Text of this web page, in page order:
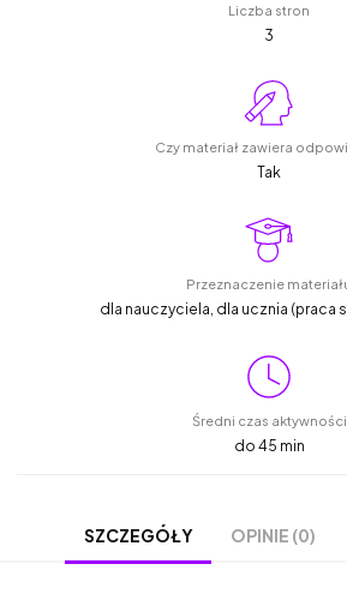
Liczba stron
3
Czy materiał zawiera
Tak
Przeznaczenie
dla nauczyciela, dla ucznia (praca
Średni czas aktywności
do 45 min
SZCZEGÓŁY OPINIE (0)